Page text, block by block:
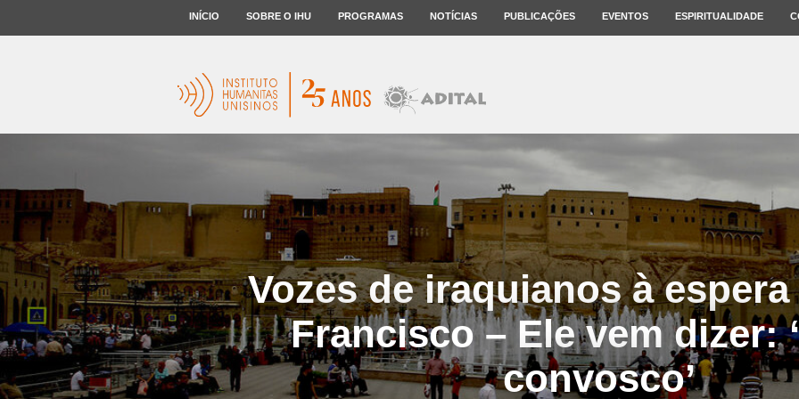
INÍCIO SOBRE O IHU PROGRAMAS NOTÍCIAS PUBLICAÇÕES EVENTOS ESPIRITUALIDADE
Vozes de iraquianos à
Francisco – Ele vem dizer:
convosco’